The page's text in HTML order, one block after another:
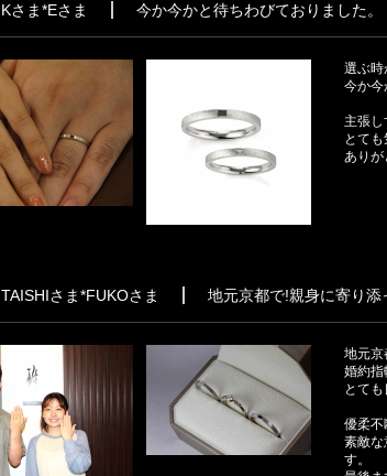
Kさま*Eさま 今か今かと待ちわびておりました。
選ぶ時
今か今
主張
とて
ありが
TAISHIさま*FUKOさま 地元京都で!親身に寄り添
地元京
婚約指
とて
優柔不
素敵な
す。